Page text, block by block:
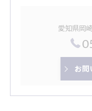
愛知県岡
お問